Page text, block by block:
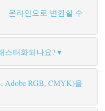
온라인으로 변환할 수
스터화되나요?
Adobe RGB, CMYK)을